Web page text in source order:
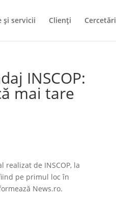
și servicii Clienți Cercetări
INSCOP:
mai tare
realizat de INSCOP, la
pe primul loc în
News.ro.